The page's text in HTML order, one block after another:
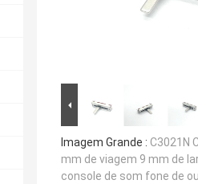
Imagem Grande : C3021N
mm de viagem 9 mm de
console de som fone de